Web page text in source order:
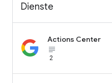
Dienste
Actions Center
subject_black
2